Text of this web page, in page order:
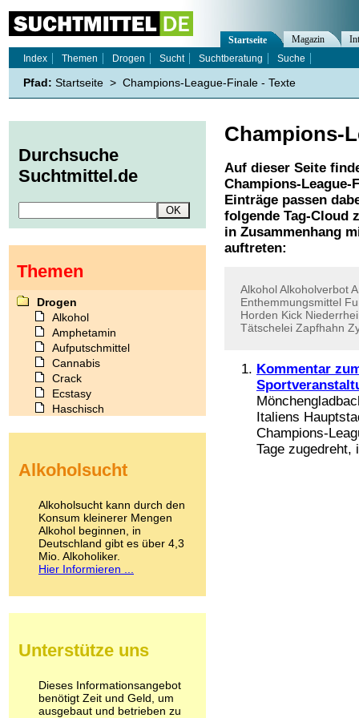
Champions-
Auf dieser Seite
Champions-League-
Einträge passen
folgende Tag-Cloud
in Zusammenhang
auftreten:
AlkoholAlkoholverbot
Enthemmungsmittel
Horden Kick
Tätschelei Zapfhahn
Kommentar
Italiens
Champions-
Tage
Startseite Magazin
Index
Themen Drogen Sucht Suchtberatung Suche
Pfad: Startseite > Champions-League-Finale - Texte
Durchsuche
Suchtmittel.de
Themen
Drogen
Alkohol
Amphetamin
Aufputschmittel
Cannabis
Crack
Ecstasy
Haschisch
Kokain
LSD
Marihuana
Medikamente
Meskalin
Metamphetamin
Methadon
Pilze
Psychopharmaka
Schlafmittel
Schmerzmittel
Alkoholsucht
Alkoholsucht kann durch den
Konsum kleinerer Mengen
Alkohol beginnen, in
Deutschland gibt es über 4,3
Mio. Alkoholiker.
Hier Informieren ...
Unterstütze uns
Dieses Informationsangebot
benötigt Zeit und Geld, um
ausgebaut und betrieben zu